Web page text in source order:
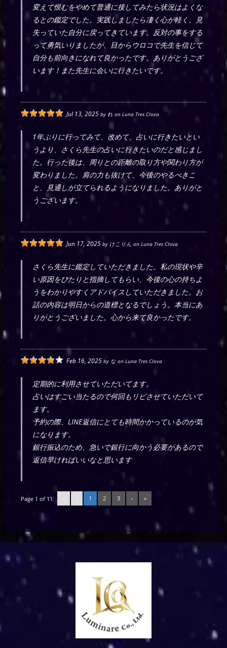
変えて恨むをやめて普通に接してみたら状況はよくな
るとの鑑定でした。実践しましたら凄く心が軽く、見
失っていた自分に戻ってきています。反対の事をする
って勇気いりましたが、目からウロコで先生を信じて
自分も前向きになれて良かったです。ありがとうござ
います！また先生に会いに行きたいです。
Jul 13, 2025 byれ onLuna Tres Clova
1年ぶりに行ってみて、改めて、占いに行きたいとい
うより、さくら先生の占いに行きたいのだと感じまし
た。行った後は、周りとの距離の取り方や関わり方が
変わりました。肩の力も抜けて、今後のやるべきこ
と、見通しが立てられるようになりました。ありがと
うございます。
Jun 17, 2025 by けこりん onLuna Tres Clova
さくら先生に鑑定していただきました。私の現状や辛
い原因をぴたりと指摘してもらい、今後の心の持ちよ
うをわかりやすくアドバイスしていただきました。お
話の内容は明日からの道標となるでしょう。本当にあ
りがとうございました。心から来て良かったです。
Feb 16, 2025 by な onLuna Tres Clova
定期的に利用させていただいてます。
占いはすごい当たるので何回もリピさせていただいて
ます。
予約の際、LINE返信にとても時間かかっているのが気
になります。
銀行振込のため、急いで銀行に向かう必要があるので
返信早ければいいなと思います
Page 1 of 11: « ‹ 1 2 3 › »